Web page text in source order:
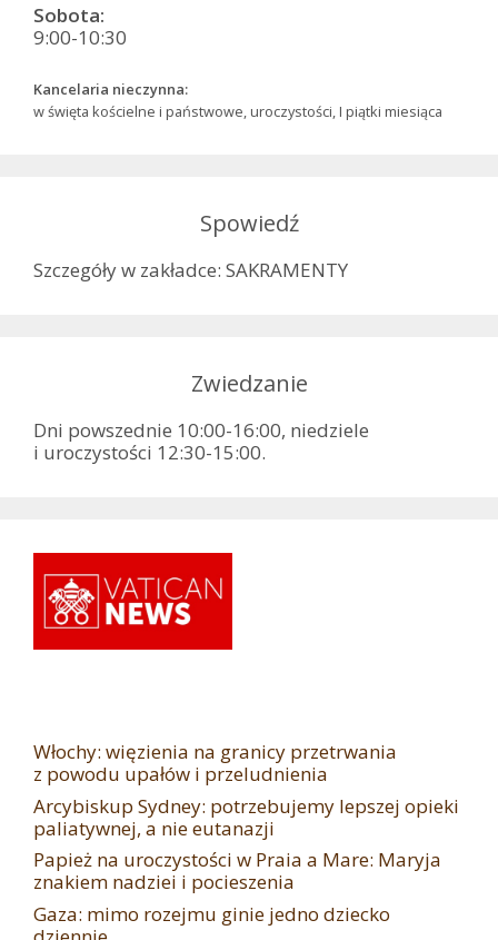
Sobota:
9:00-10:30
Kancelaria nieczynna:
w święta kościelne i państwowe, uroczystości, I piątki miesiąca
Spowiedź
Szczegóły w zakładce: SAKRAMENTY
Zwiedzanie
Dni powszednie 10:00-16:00, niedziele
i uroczystości 12:30-15:00.
Włochy: więzienia na granicy przetrwania
z powodu upałów i przeludnienia
Arcybiskup Sydney: potrzebujemy lepszej opieki
paliatywnej, a nie eutanazji
Papież na uroczystości w Praia a Mare: Maryja
znakiem nadziei i pocieszenia
Gaza: mimo rozejmu ginie jedno dziecko